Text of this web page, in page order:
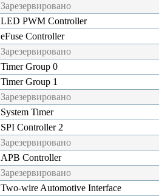
Зарезервировано
LED PWM Controller
eFuse Controller
Зарезервировано
Timer Group 0
Timer Group 1
Зарезервировано
System Timer
SPI Controller 2
Зарезервировано
APB Controller
Зарезервировано
Two-wire Automotive Interface